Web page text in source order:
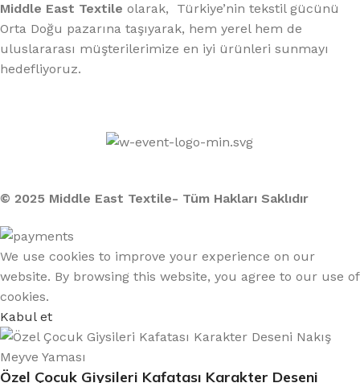
Middle East Textile olarak, Türkiye’nin tekstil gücünü
Orta Doğu pazarına taşıyarak, hem yerel hem de
uluslararası müşterilerimize en iyi ürünleri sunmayı
hedefliyoruz.
© 2025 Middle East Textile- Tüm Hakları Saklıdır
We use cookies to improve your experience on our
website. By browsing this website, you agree to our use of
cookies.
Kabul et
Özel Çocuk Giysileri Kafatası Karakter Deseni